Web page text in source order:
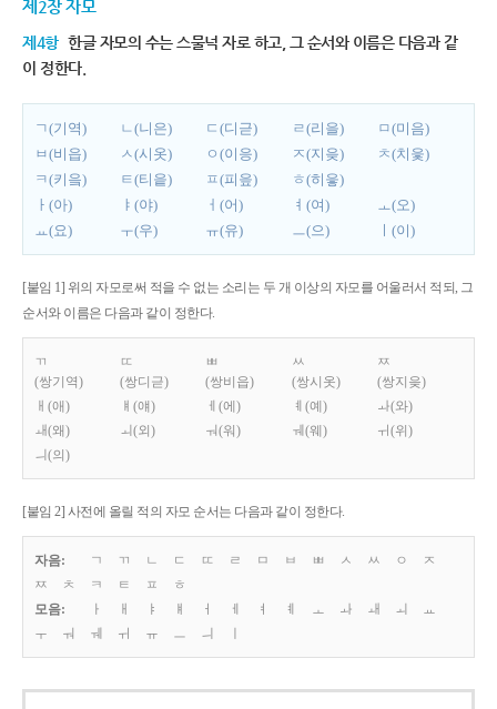
제2장 자모
제4항 한글 자모의 수는 스물넉 자로 하고, 그 순서와 이름은 다음과 같
이 정한다.
ㄱ(기역) ㄴ(니은) ㄷ(디귿) ㄹ(리을)
ㅁ(미음)
ㅂ(비읍)
ㅅ(시옷) ㅇ(이응) ㅈ(지읒)
ㅊ(치읓)
ㅋ(키읔)
ㅌ(티읕) ㅍ(피읖)
ㅎ(히읗)
ㅏ(아)
ㅑ(야) ㅓ(어) ㅕ(여)
ㅗ(오)
ㅛ(요)
ㅜ(우) ㅠ(유) ㅡ(으) ㅣ(이)
[붙임 1] 위의 자모로써 적을 수 없는 소리는 두 개 이상의 자모를 어울러서 적되, 그
순서와 이름은 다음과 같이 정한다.
ㄲ
(쌍기역)
ㄸ
(쌍디귿)
ㅃ
(쌍비읍)
ㅆ
(쌍시옷)
ㅉ
(쌍지읒)
ㅐ(애)
ㅒ(얘) ㅔ(에) ㅖ(예)
ㅘ(와)
ㅙ(왜)
ㅚ(외) ㅝ(워) ㅞ(웨)
ㅟ(위)
ㅢ(의)
[붙임 2] 사전에 올릴 적의 자모 순서는 다음과 같이 정한다.
자음: ㄱ ㄲ ㄴ ㄷ ㄸ ㄹ ㅁ ㅂ ㅃ ㅅ ㅆ ㅇ
ㅈ
ㅉ
ㅊ ㅋ ㅌ ㅍ
ㅎ
모음:
ㅏ ㅐ ㅑ ㅒ ㅓ ㅔ ㅕ ㅖ ㅗ ㅘ ㅙ ㅚ
ㅛ
ㅜ
ㅝ ㅞ ㅟ ㅠ ㅡ ㅢ